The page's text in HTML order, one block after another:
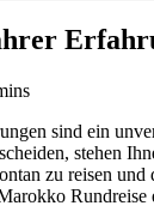
sind ein
stehen
zu reisen